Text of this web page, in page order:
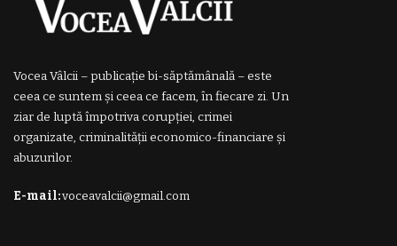
Vocea Vâlcii – publicație bi-săptămânală – este
ceea ce suntem și ceea ce facem, în fiecare zi. Un
ziar de luptă împotriva corupției, crimei
organizate, criminalității economico-financiare și
abuzurilor.
E-mail:voceavalcii@gmail.com